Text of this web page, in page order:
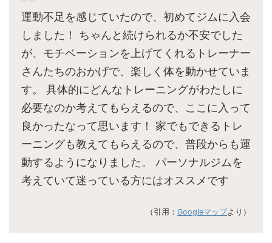
運動不足を感じていたので、初めてジムに入会
しました！ ちゃんと続けられるか不安でした
が、モチベーションを上げてくれるトレーナー
さんたちのおかげで、楽しく体を動かせていま
す。 具体的にどんなトレーニングがわたしに
必要なのか考えてもらえるので、ここに入って
良かったなって思います！ 家でもできるトレ
ーニングも教えてもらえるので、普段からも運
動するようになりました。 パーソナルジムを
考えていて迷っている方にはオススメです
（引用： Googleマップより）